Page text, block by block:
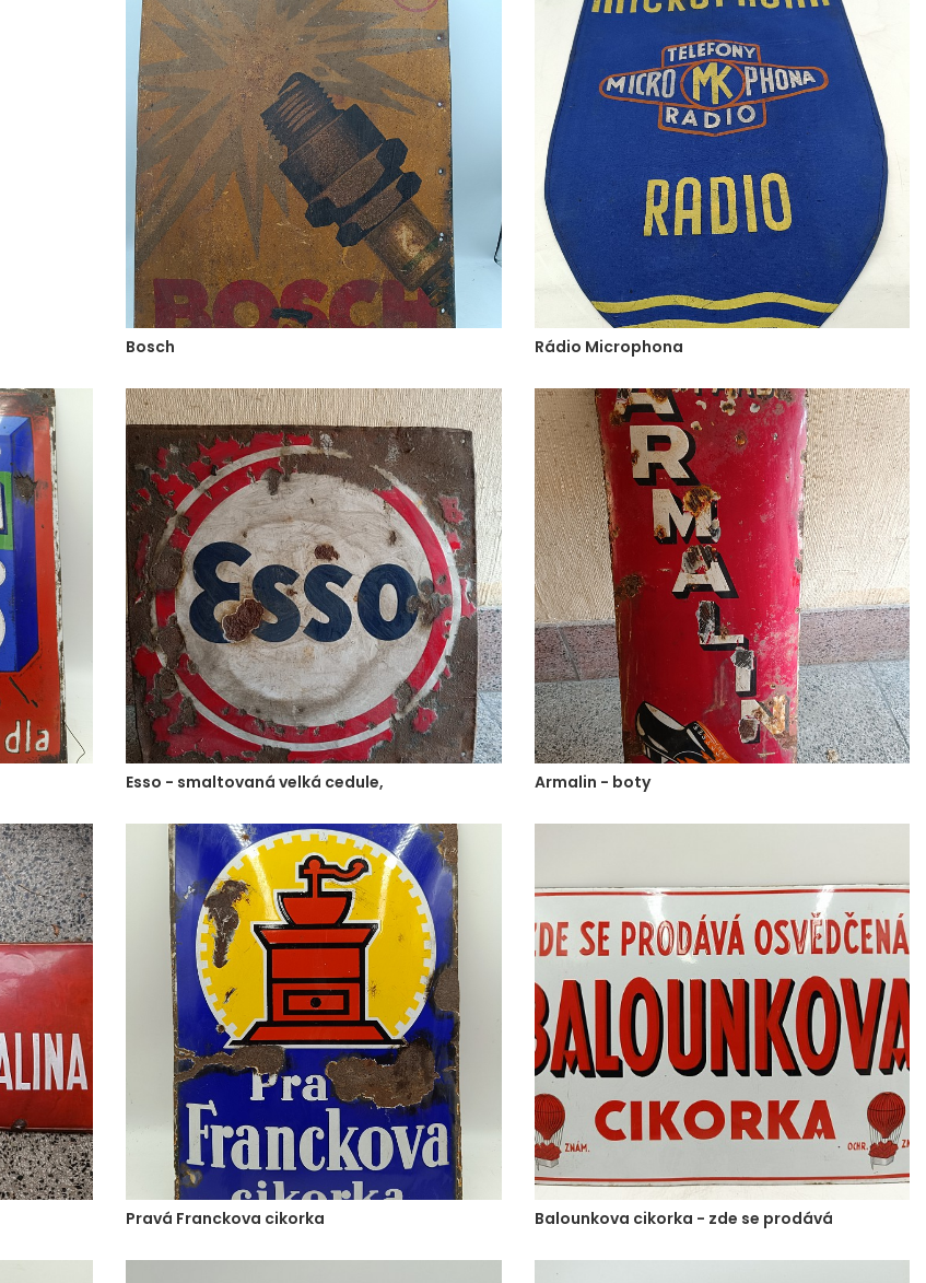
Bosch Rádio Microphona
Esso - smaltovaná velká cedule, Armalin - boty
Pravá Franckova cikorka Balounkova cikorka - zde se prodává